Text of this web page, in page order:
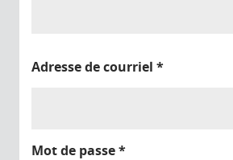
Adresse de courriel *
Mot de passe*